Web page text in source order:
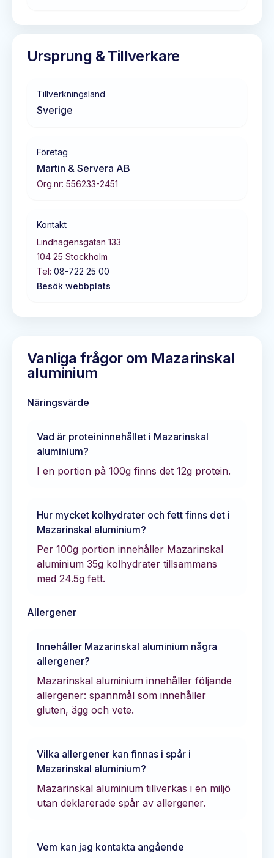
Ursprung & Tillverkare
Tillverkningsland
Sverige
Företag
Martin & Servera AB
Org.nr: 556233-2451
Kontakt
Lindhagensgatan 133
104 25 Stockholm
Tel: 08-722 25 00
Besök webbplats
Vanliga frågor om Mazarinskal
aluminium
Näringsvärde
Vad är proteininnehållet i Mazarinskal
aluminium?
I en portion på 100g finns det 12g protein.
Hur mycket kolhydrater och fett finns det i
Mazarinskal aluminium?
Per 100g portion innehåller Mazarinskal
aluminium 35g kolhydrater tillsammans
med 24.5g fett.
Allergener
Innehåller Mazarinskal aluminium några
allergener?
Mazarinskal aluminium innehåller följande
allergener: spannmål som innehåller
gluten, ägg och vete.
Vilka allergener kan finnas i spår i
Mazarinskal aluminium?
Mazarinskal aluminium tillverkas i en miljö
utan deklarerade spår av allergener.
Vem kan jag kontakta angående